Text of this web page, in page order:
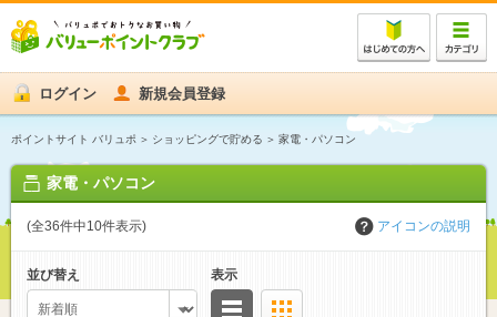
ログイン 新規会員登録
ポイントサイト バリュポ ショッピングで貯める 家電・パソコン
家電・パソコン
(全36件中10件表示) アイコンの説明
並び替え
表示
リスト